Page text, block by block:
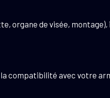
organe de visée,
compatibilité avec votre